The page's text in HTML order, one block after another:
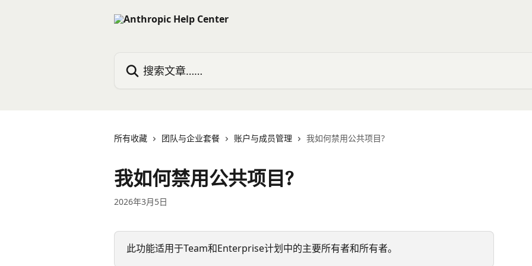
所有收藏 团队与企业套餐 账户与成员管理 我如何禁用公共项目?
我如何禁用公共项目?
2026年3月5日
此功能适用于Team和Enterprise计划中的主要所有者和所有者。